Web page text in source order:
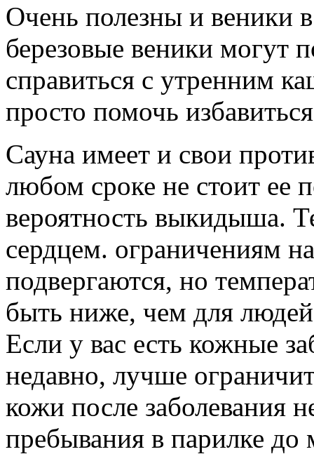
Очень полезны и веники
березовые веники могут
справиться с утренним
просто помочь
Сауна имеет и свои
любом сроке не стоит ее
вероятность выкидыша.
сердцем. ограничениям
подвергаются, но
быть ниже, чем для
Если у вас есть кожные
недавно, лучше
кожи после заболевания
пребывания в парилке